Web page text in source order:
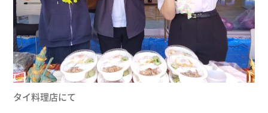
タイ料理店にて